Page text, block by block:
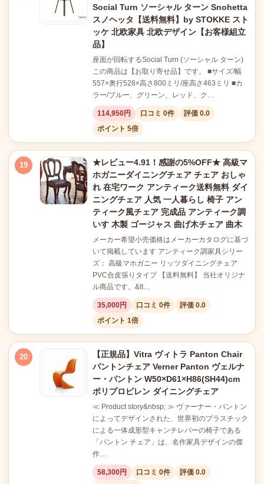
Social Turn ソーシャル ターン Snohetta
スノヘッタ【送料無料】by STOKKE スト
ッケ 北欧家具 北欧デザイン【お客様組立
品】
座面が回転するSocial Turn (ソーシャル ターン)
この商品は【お取り寄せ品】です。 ■サイズ/幅
557×奥行528×高さ800ミリ/座高さ463ミリ ■カ
ラー/ブルー、グリーン、レッド、ク…
114,950円 口コミ 0件
評価 0.0
ポイント 5倍
19
★レビュー4.91！感謝の5%OFF★ 高級マ
ホガニーダイニングチェア チェア おしゃ
れ 在宅ワーク アンティーク送料無料 ダイ
ニングチェア 人気 一人暮らし 椅子 アン
ティーク風チェア 完成品 アンティーク調
いす 木製 ゴージャス 曲げ木チェア 曲木
メーカー希望小売価格はメーカーカタログに基づ
いて掲載しています アンティーク調家具シリー
ズ： 高級マホガニー リッツダイニングチェア
PVC合皮張りタイプ 【送料無料】 当社オリジナ
ル商品です。&lt…
35,000円 口コミ 0件
評価 0.0
ポイント 1倍
20
【正規品】Vitra ヴィトラ Panton Chair
パントンチェア Verner Panton ヴェルナ
ー・パントン W50×D61×H86(SH44)cm
ポリプロピレン ダイニングチェア
≪ Product story&nbsp; ≫ ヴァーナー・パントン
によってデザインされた、世界初のプラスチック
による一体成形型キャンチレバーの椅子である
「パントン チェア」は、名作家具デザインの傑
作…
58,300円 口コミ 0件
評価 0.0